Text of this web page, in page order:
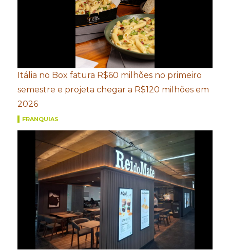
Itália no Box fatura R$60 milhões no primeiro
semestre e projeta chegar a R$120 milhões em
2026
FRANQUIAS